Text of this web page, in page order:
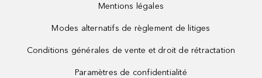
Mentions légales
Modes alternatifs de règlement de litiges
Conditions générales de vente et droit de rétractation
Paramètres de confidentialité